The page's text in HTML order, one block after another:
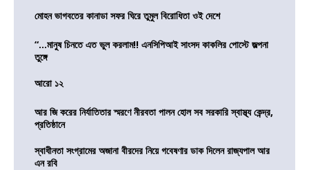
মোহন ভাগবতের কানাডা সফর ঘিরে তুমুল বিরোধিতা ওই দেশে
“…মানুষ চিনতে এত ভুল করলাম!! এনসিপিআই সাংসদ কাকলির পোস্টে জল্পনা
তুঙ্গে
আরো ১২
আর জি করের নির্যাতিতার স্মরণে নীরবতা পালন হোল সব সরকারি স্বাস্থ্য কেন্দ্র,
প্রতিষ্ঠানে
স্বাধীনতা সংগ্রামের অজানা বীরদের নিয়ে গবেষণার ডাক দিলেন রাজ্যপাল আর
এন রবি